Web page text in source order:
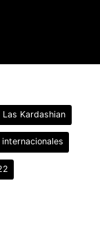
Las Kardashian